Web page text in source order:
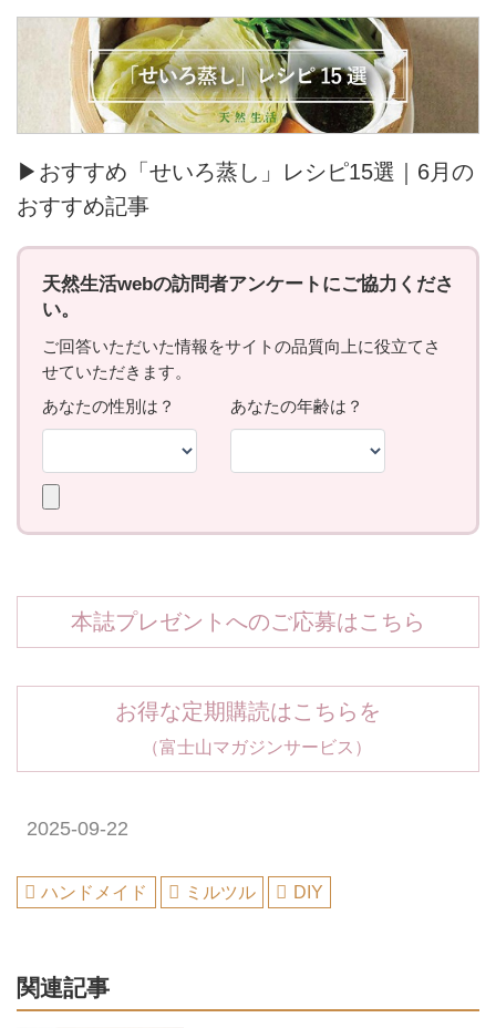
▶おすすめ「せいろ蒸し」レシピ15選｜6月の
おすすめ記事
本誌プレゼントへのご応募はこちら
お得な定期購読はこちらを
（富士山マガジンサービス）
2025-09-22
ハンドメイド ミルツル DIY
関連記事